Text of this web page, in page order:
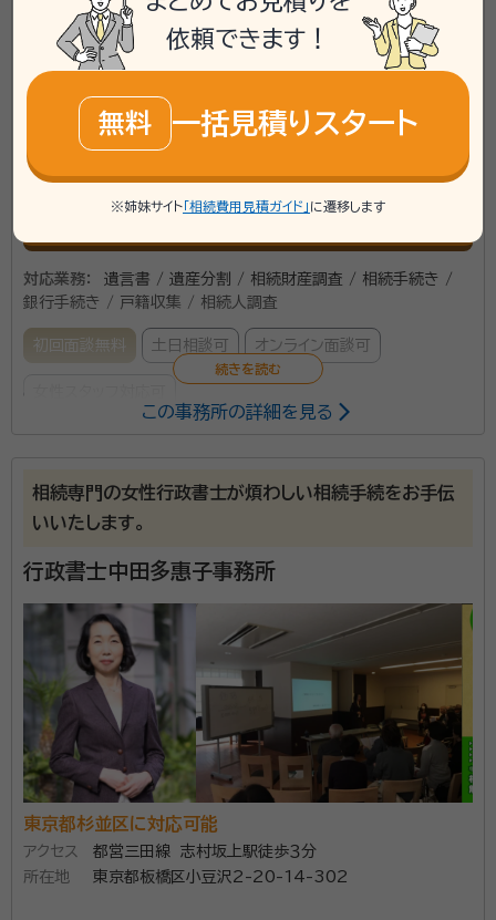
JR新宿駅 徒歩6分
所在地
東京都新宿区西新宿七丁目2番6号 西新宿K-1ビル3
階
お電話でのご相談
Web相談も受付中
対応業務：
遺言書 / 遺産分割 / 相続財産調査 / 相続手続き /
銀行手続き / 戸籍収集 / 相続人調査
初回面談無料 土日相談可 オンライン面談可
斎藤 清佳（さいとう さやか） 行政書士
いる・・・ こんなお悩みありませんか。 相続の相談をする
ことで、自分たちにとって必要な相続手続きが分かりま
す。 また、相続手続きのスケジュールや費用感をあらか
じめ知ることで いざという時に慌てずにすみます。 初
回相談は無料でオンラインでの相談も可能です。 お客様
へヒアリングを行い、今後の対策をお伝えしますのでお
気軽にご相談ください。
資格等：行政書士
所属団体： 東京都行政書士会
この事務所の詳細を見る
相続専門の女性行政書士が煩わしい相続手続をお手伝
いいたします。
行政書士中田多惠子事務所
東京都杉並区に対応可能
アクセス
都営三田線 志村坂上駅徒歩３分
所在地
東京都板橋区小豆沢2-20-14-302
依頼できます！
無料 一括見積りスタート
※姉妹サイト 「相続費用見積ガイド」 に遷移します